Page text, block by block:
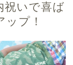
祝いで喜ば
プ！